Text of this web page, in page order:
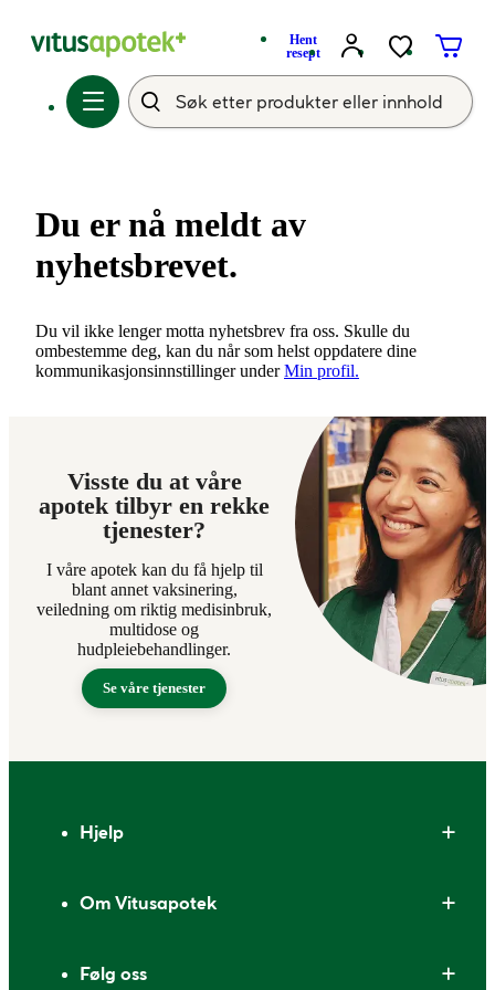
Hent
resept
Du er nå meldt av
nyhetsbrevet.
Du vil ikke lenger motta nyhetsbrev fra oss. Skulle du
ombestemme deg, kan du når som helst oppdatere dine
kommunikasjonsinnstillinger underMin profil.
Visste du at våre
apotek tilbyr en rekke
tjenester?
I våre apotek kan du få hjelp til
blant annet vaksinering,
veiledning om riktig medisinbruk,
multidose og
hudpleiebehandlinger.
Se våre tjenester
Hjelp
Om Vitusapotek
Følg oss